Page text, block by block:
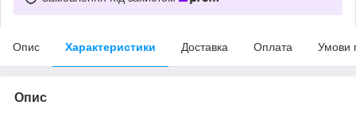
Опис Характеристики Доставка Оплата Умови
Опис